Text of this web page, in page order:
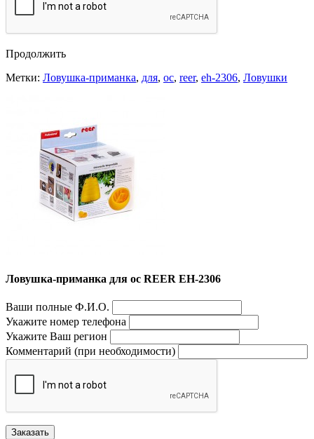
Продолжить
Метки: Ловушка-приманка, для, ос, reer, eh-2306, Ловушки
Ловушка-приманка для ос REER EH-2306
Ваши полные Ф.И.О.
Укажите номер телефона
Укажите Ваш регион
Комментарий (при необходимости)
Заказать